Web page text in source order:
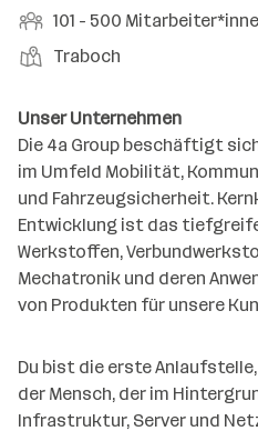
t
b
n
d
e
t
f
l
e
r
e
S
l
l
e
n
r
e
t
g
e
b
e
r
M
i
t
r
b
e
i
t
e
r
*
n
n
e
101 - 500
S
a
n
d
o
r
t
e
Traboch
Unser Unternehmen
Die 4a Group beschäftigt
im Umfeld Mobilität,
und Fahrzeugsicherheit.
Entwicklung ist das
Werkstoffen,
Mechatronik und deren
von Produkten für unsere
Du bist die erste
der Mensch, der im
Infrastruktur, Server und